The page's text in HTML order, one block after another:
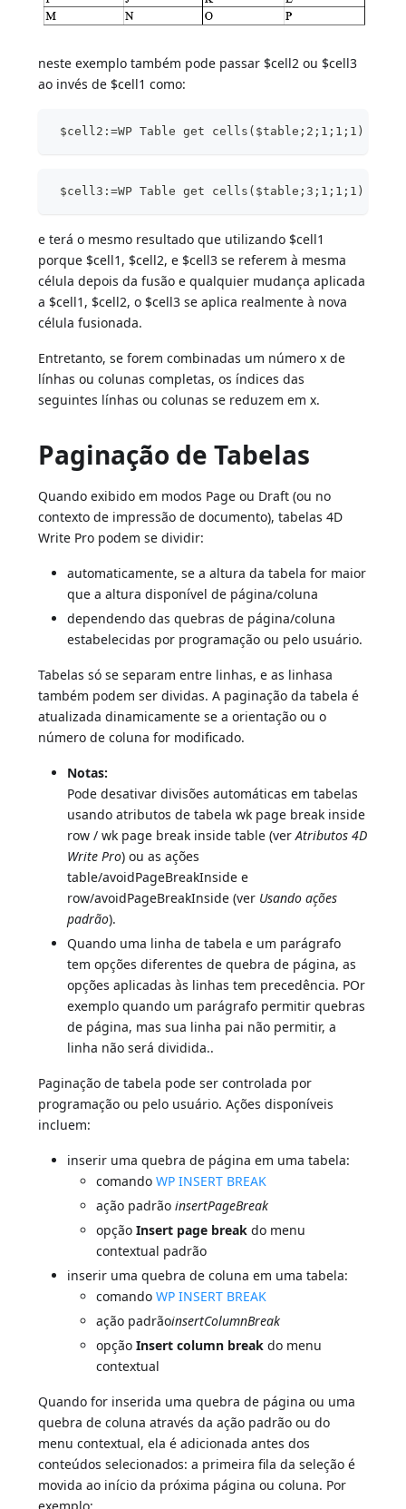
neste exemplo também pode passar $cell2 ou $cell3
ao invés de $cell1 como:
$cell2:=WP Table get cells($table;2;1;1;1)
$cell3:=WP Table get cells($table;3;1;1;1)
e terá o mesmo resultado que utilizando $cell1
porque $cell1, $cell2, e $cell3 se referem à mesma
célula depois da fusão e qualquier mudança aplicada
a $cell1, $cell2, o $cell3 se aplica realmente à nova
célula fusionada.
Entretanto, se forem combinadas um número x de
línhas ou colunas completas, os índices das
seguintes línhas ou colunas se reduzem em x.
Paginação de Tabelas
Quando exibido em modos Page ou Draft (ou no
contexto de impressão de documento), tabelas 4D
Write Pro podem se dividir:
automaticamente, se a altura da tabela for maior
que a altura disponível de página/coluna
dependendo das quebras de página/coluna
estabelecidas por programação ou pelo usuário.
Tabelas só se separam entre linhas, e as linhasa
também podem ser dividas. A paginação da tabela é
atualizada dinamicamente se a orientação ou o
número de coluna for modificado.
Notas:
Pode desativar divisões automáticas em tabelas
usando atributos de tabela wk page break inside
row / wk page break inside table (verAtributos 4D
Write Pro) ou as ações
table/avoidPageBreakInside e
row/avoidPageBreakInside (ver Usando ações
padrão).
Quando uma linha de tabela e um parágrafo
tem opções diferentes de quebra de página, as
opções aplicadas às linhas tem precedência. POr
exemplo quando um parágrafo permitir quebras
de página, mas sua linha pai não permitir, a
linha não será dividida..
Paginação de tabela pode ser controlada por
programação ou pelo usuário. Ações disponíveis
incluem:
inserir uma quebra de página em uma tabela:
comandoWP INSERT BREAK
ação padrãoinsertPageBreak
opçãoInsert page break do menu
contextual padrão
inserir uma quebra de coluna em uma tabela:
comandoWP INSERT BREAK
ação padrãoinsertColumnBreak
opçãoInsert column break do menu
contextual
Quando for inserida uma quebra de página ou uma
quebra de coluna através da ação padrão ou do
menu contextual, ela é adicionada antes dos
conteúdos selecionados: a primeira fila da seleção é
movida ao início da próxima página ou coluna. Por